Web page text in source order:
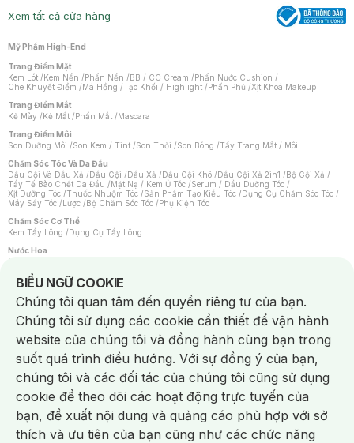
Xem tất cả cửa hàng
Mỹ Phẩm High-End
Trang Điểm Mặt
Kem Lót /Kem Nền /Phấn Nền /BB / CC Cream /Phấn Nước Cushion /
Che Khuyết Điểm /Má Hồng /Tạo Khối / Highlight /Phấn Phủ /Xịt Khoá Makeup
Trang Điểm Mắt
Kẻ Mày /Kẻ Mắt /Phấn Mắt /Mascara
Trang Điểm Môi
Son Dưỡng Môi /Son Kem / Tint /Son Thỏi /Son Bóng /Tẩy Trang Mắt / Môi
Chăm Sóc Tóc Và Da Đầu
Dầu Gội Và Dầu Xả /Dầu Gội /Dầu Xả /Dầu Gội Khô /Dầu Gội Xả 2in1 /Bộ Gội Xả /
Tẩy Tế Bào Chết Da Đầu /Mặt Nạ / Kem Ủ Tóc /Serum / Dầu Dưỡng Tóc /
Xịt Dưỡng Tóc /Thuốc Nhuộm Tóc /Sản Phẩm Tạo Kiểu Tóc /Dụng Cụ Chăm Sóc Tóc /
Máy Sấy Tóc /Lược /Bộ Chăm Sóc Tóc /Phụ Kiện Tóc
Chăm Sóc Cơ Thể
Kem Tẩy Lông /Dụng Cụ Tẩy Lông
Nước Hoa
Nước Hoa Nữ
Chăm Sóc Cá Nhân
Chống Muỗi /Khẩu Trang /Máy Massage/Mặt Nạ Xông Hơi /Nước Rửa Tay/
Sản Phẩm Chăm Sóc Khác /Bàn Chải Đánh Răng /Bàn Chải Điện/
Hỗ Trợ Trắng Răng/Kem Đánh Răng /Máy Tăm Nước/ Nước Súc Miệng/
Tăm / Chỉ Nha Khoa/ Xịt Thơm Miệng / Dung Dịch Vệ Sinh/Dưỡng Vùng Kín/
Khăn Ướt Vệ Sinh Vùng Kín/Băng Vệ Sinh/Tampon/Bọt Cạo Râu /Dao Cạo Râu/
Máy Cạo Râu
Vấn Đề Về Da
Da Dầu / Lỗ Chân Lông To/ Da Khô / Mất Nước/ Da Lão Hóa/ Da Mụn/
Da Nhạy Cảm / Kích Ứng
Da Xỉn Màu Thâm / Nám / Tàn Nhang
Quầng Thâm & Bọng Mắt /Sẹo /Viêm Da Cơ Địa
Dụng Cụ / Phụ Kiện Chăm Sóc Da
Bông Tẩy Trang
Khăn Lau Mặt Khô Dụng Cụ / Máy Rửa Mặt Máy Chăm Sóc Da
Dụng Cụ Chăm Sóc Khác
BIỂU NGỮ COOKIE
Notice about cookies usage
Chúng tôi quan tâm đến quyền riêng tư của bạn.
Chúng tôi sử dụng các cookie cần thiết để vận hành
website của chúng tôi và đồng hành cùng bạn trong
suốt quá trình điều hướng. Với sự đồng ý của bạn,
chúng tôi và các đối tác của chúng tôi cũng sử dụng
cookie để theo dõi các hoạt động trực tuyến của
bạn, đề xuất nội dung và quảng cáo phù hợp với sở
thích và ưu tiên của bạn cũng như các chức năng